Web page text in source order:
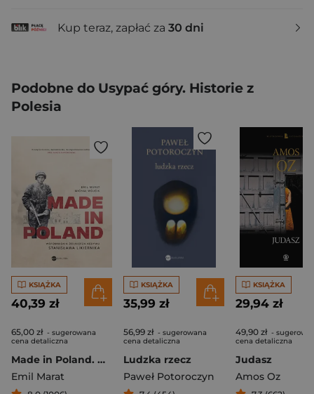
Kup teraz, zapłać za 30 dni
Podobne do Usypać góry. Historie z
Polesia
KSIĄŻKA
40,39 zł
65,00 zł - sugerowana
cena detaliczna
Made in Poland. Wspomnienia żołnierza Kedywu Stanisława Likiernika
Emil Marat
KSIĄŻKA
35,99 zł
56,99 zł - sugerowana
cena detaliczna
Ludzka rzecz
Paweł Potoroczyn
KSIĄŻKA
29,94 zł
49,90 zł -
cena detaliczna
Judasz
Amos Oz